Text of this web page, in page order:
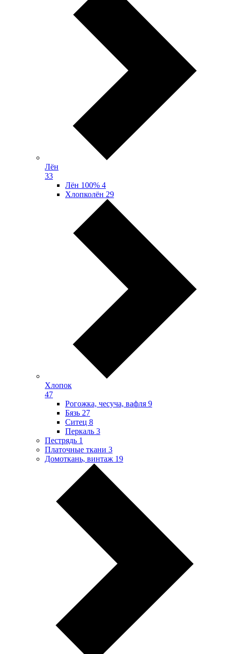
Лён
33
Лён 100% 4
Хлопколён 29
Хлопок
47
Рогожка, чесуча, вафля 9
Бязь 27
Ситец 8
Перкаль 3
Пестрядь 1
Платочные ткани 3
Домоткань, винтаж 19